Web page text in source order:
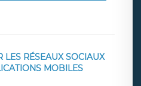
LES RÉSEAUX SOCIAUX
MOBILES